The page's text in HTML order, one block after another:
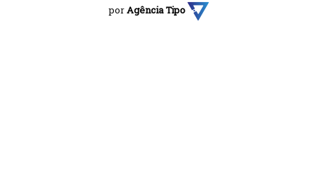
porAgência Tipo